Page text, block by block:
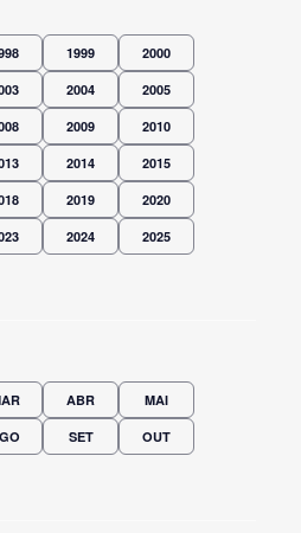
1999 2000
2004 2005
2009 2010
2014 2015
2019 2020
2024 2025
ABR MAI
SET OUT